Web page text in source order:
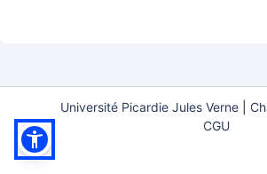
Université Picardie Jules Verne|
CGU